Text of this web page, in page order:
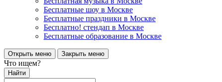
Бесплатные шоу в Москве
Бесплатные праздники в Москве
Бесплатно! стендап в Москве
Бесплатные образование в Москве
Открыть меню Закрыть меню
Что ищем?
Найти